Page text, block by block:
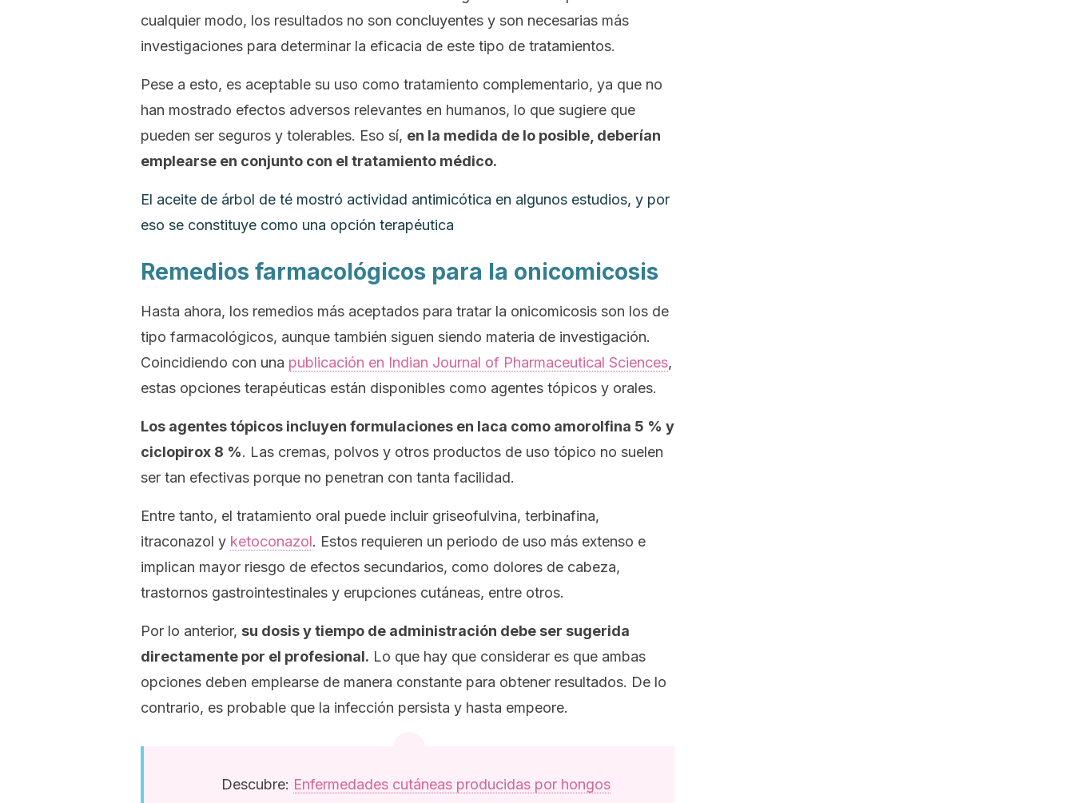
cualquier modo, los resultados no son concluyentes y son necesarias más
investigaciones para determinar la eficacia de este tipo de tratamientos.
Pese a esto, es aceptable su uso como tratamiento complementario, ya que no
han mostrado efectos adversos relevantes en humanos, lo que sugiere que
pueden ser seguros y tolerables. Eso sí, en la medida de lo posible, deberían
emplearse en conjunto con el tratamiento médico.
El aceite de árbol de té mostró actividad antimicótica en algunos estudios, y por
eso se constituye como una opción terapéutica
Remedios farmacológicos para la onicomicosis
Hasta ahora, los remedios más aceptados para tratar la onicomicosis son los de
tipo farmacológicos, aunque también siguen siendo materia de investigación.
Coincidiendo con una publicación en Indian Journal of Pharmaceutical Sciences,
estas opciones terapéuticas están disponibles como agentes tópicos y orales.
Los agentes tópicos incluyen formulaciones en laca como amorolfina 5 % y
ciclopirox 8 %. Las cremas, polvos y otros productos de uso tópico no suelen
ser tan efectivas porque no penetran con tanta facilidad.
Entre tanto, el tratamiento oral puede incluir griseofulvina, terbinafina,
itraconazol y ketoconazol. Estos requieren un periodo de uso más extenso e
implican mayor riesgo de efectos secundarios, como dolores de cabeza,
trastornos gastrointestinales y erupciones cutáneas, entre otros.
Por lo anterior, su dosis y tiempo de administración debe ser sugerida
directamente por el profesional. Lo que hay que considerar es que ambas
opciones deben emplearse de manera constante para obtener resultados. De lo
contrario, es probable que la infección persista y hasta empeore.
Descubre: Enfermedades cutáneas producidas por hongos